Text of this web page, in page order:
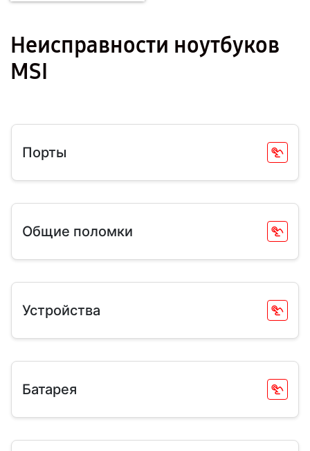
Неисправности ноутбуков
MSI
Порты
Общие поломки
Устройства
Батарея